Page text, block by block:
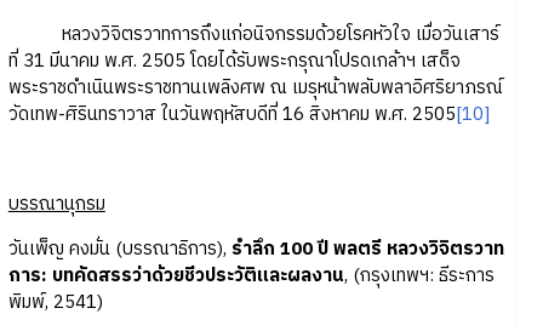
หลวงวิจิตรวาทการถึงแก่อนิจกรรมด้วยโรคหัวใจ เมื่อวันเสาร์
ที่ 31 มีนาคม พ.ศ. 2505 โดยได้รับพระกรุณาโปรดเกล้าฯ เสด็จ
พระราชดำเนินพระราชทานเพลิงศพ ณ เมรุหน้าพลับพลาอิศริยาภรณ์
วัดเทพ-ศิรินทราวาส ในวันพฤหัสบดีที่ 16 สิงหาคม พ.ศ. 2505[10]
บรรณานุกรม
วันเพ็ญ คงมั่น (บรรณาธิการ), รำลึก 100 ปี พลตรี หลวงวิจิตรวาท
การ: บทคัดสรรว่าด้วยชีวประวัติและผลงาน, (กรุงเทพฯ: ธีระการ
พิมพ์, 2541)